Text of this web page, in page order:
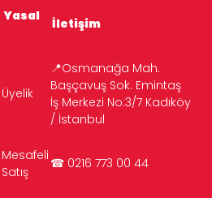
Yasal İletişim
Üyelik
📍Osmanağa Mah.
Başçavuş Sok. Emintaş
İş Merkezi No:3/7 Kadıköy
/ İstanbul
Mesafeli
Satış
☎ 0216 773 00 44